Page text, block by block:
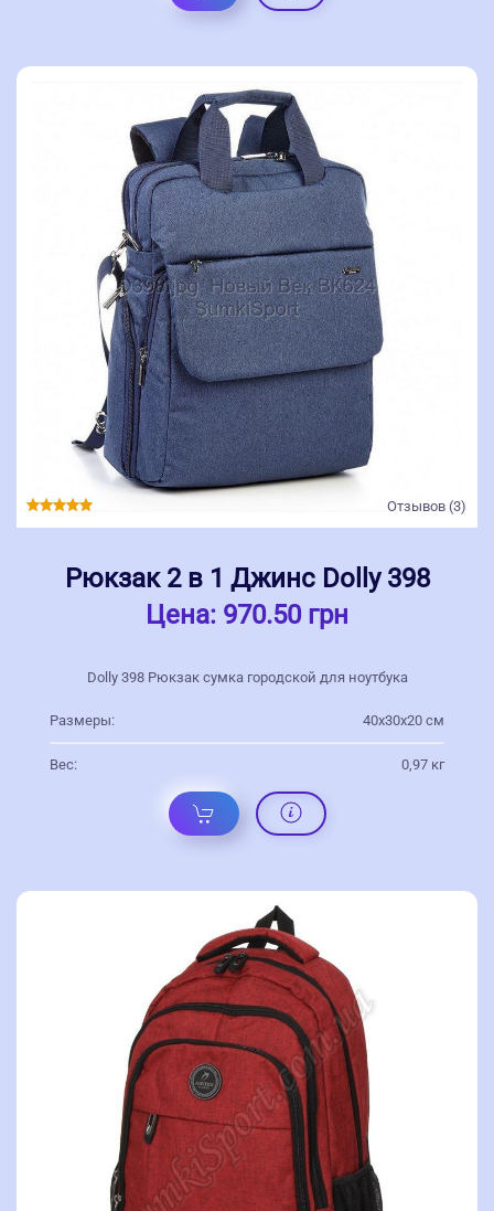
Отзывов (3)
Рюкзак 2 в 1 Джинс Dolly 398
Цена: 970.50 грн
Dolly 398 Рюкзак сумка городской для ноутбука
Размеры: 40х30х20 см
Вес: 0,97 кг